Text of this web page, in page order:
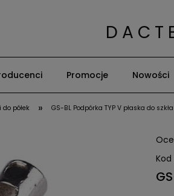
D A C T
Promocje Nowości
półek » GS-BL Podpórka TYP V płaska do